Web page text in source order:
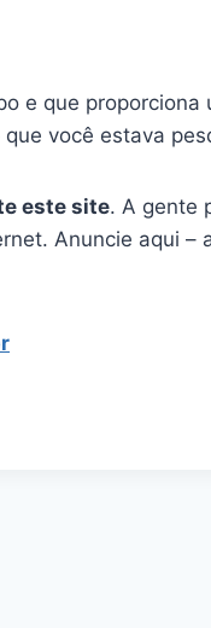
e que
você estava
este site. A gente
Anuncie aqui –